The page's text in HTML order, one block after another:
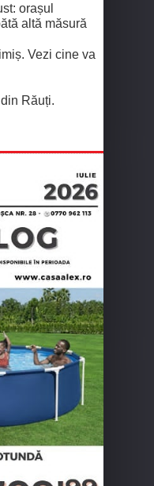
orașul
altă măsură
Vezi cine va
Răuți.